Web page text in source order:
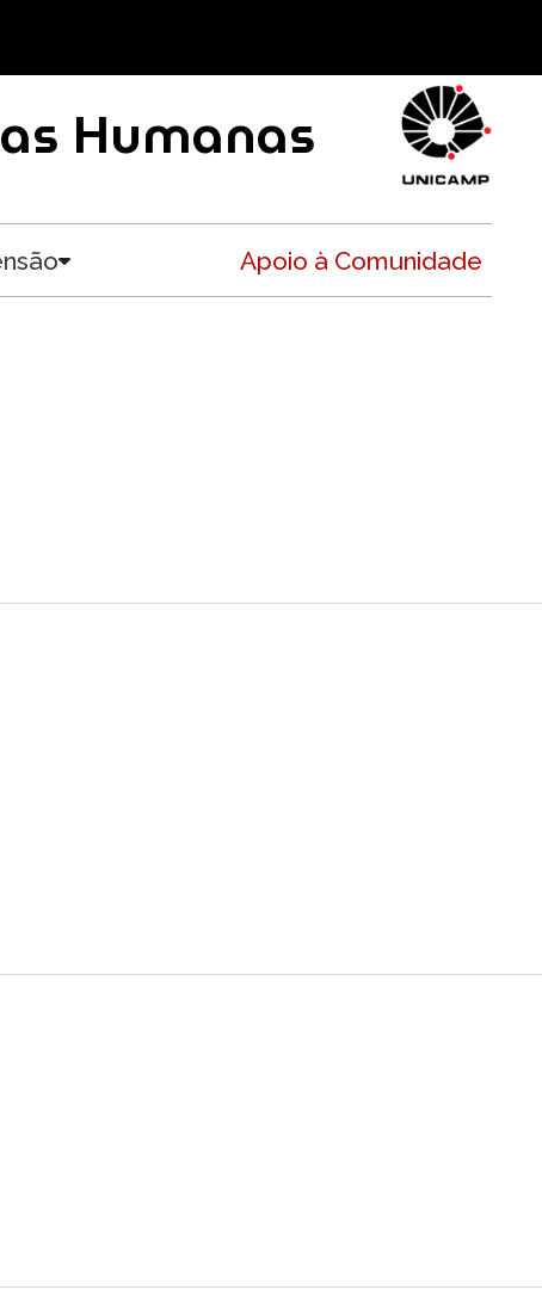
Humanas
Apoio à Comunidade